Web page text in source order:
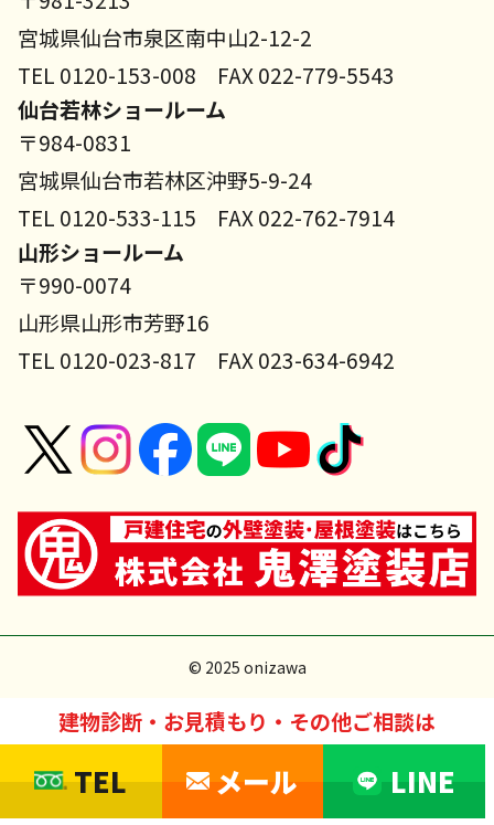
宮城県仙台市泉区南中山2-12-2
TEL 0120-153-008 FAX 022-779-5543
仙台若林ショールーム
〒984-0831
宮城県仙台市若林区沖野5-9-24
TEL 0120-533-115 FAX 022-762-7914
山形ショールーム
〒990-0074
山形県山形市芳野16
TEL 0120-023-817 FAX 023-634-6942
© 2025 onizawa
建物診断・お見積もり・その他ご相談は
TEL メール LINE